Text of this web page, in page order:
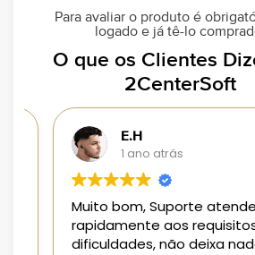
Para avaliar o produto é
logado e já tê-lo
O que os Clientes
2CenterSoft
E.H
1 ano atrás
Muito bom, Suporte atendeu
rapidamente aos requisitos e
dificuldades, não deixa nada